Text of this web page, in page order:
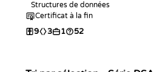
programmation.
Structures de données
Certificat à la fin
9 3 1 52